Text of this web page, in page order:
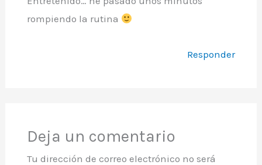
rompiendo la rutina
Responder
Deja un comentario
Tu dirección de correo electrónico no será